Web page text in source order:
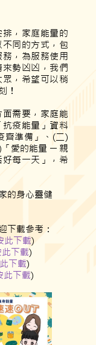
，家庭能量的
同的方式，包
，為服務使用
勢凶凶，我們
，希望可以稍
！
需要，家庭能
疫能量」資料
齊準備」、(二)
愛的能量 ─ 親
每一天」，希
的身心靈健
下載參考：
此下載)
此下載)
下載)
此下載)